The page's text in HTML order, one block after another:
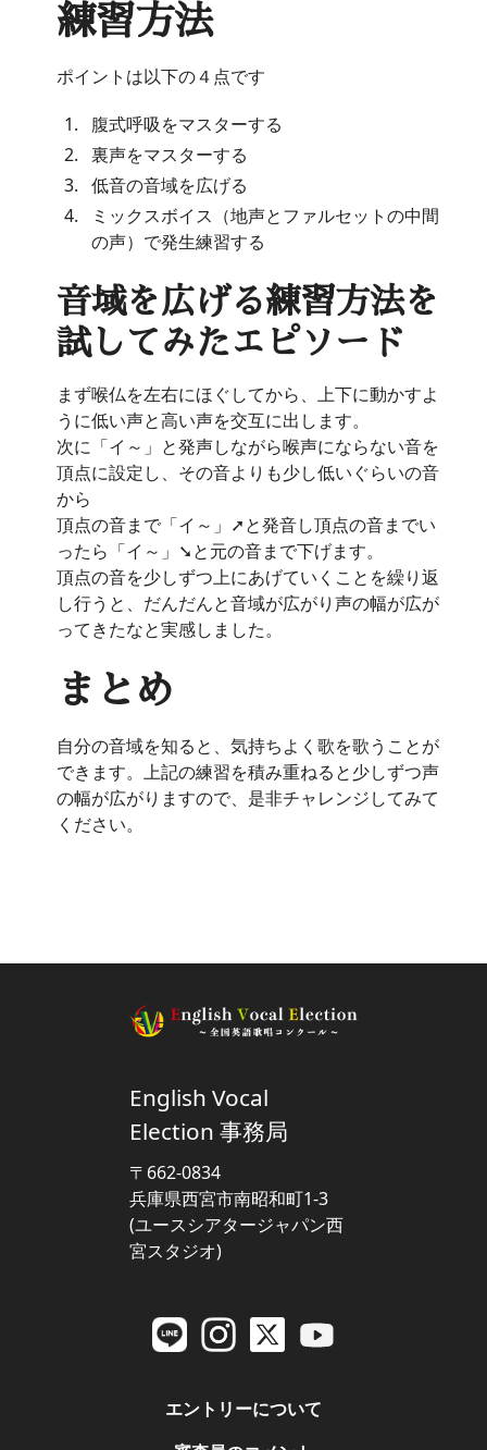
練習方法
ポイントは以下の４点です
腹式呼吸をマスターする
裏声をマスターする
低音の音域を広げる
ミックスボイス（地声とファルセットの中間
の声）で発生練習する
音域を広げる練習方法を
試してみたエピソード
まず喉仏を左右にほぐしてから、上下に動かすよ
うに低い声と高い声を交互に出します。
次に「イ～」と発声しながら喉声にならない音を
頂点に設定し、その音よりも少し低いぐらいの音
から
頂点の音まで「イ～」➚と発音し頂点の音までい
ったら「イ～」➘と元の音まで下げます。
頂点の音を少しずつ上にあげていくことを繰り返
し行うと、だんだんと音域が広がり声の幅が広が
ってきたなと実感しました。
まとめ
自分の音域を知ると、気持ちよく歌を歌うことが
できます。上記の練習を積み重ねると少しずつ声
の幅が広がりますので、是非チャレンジしてみて
ください。
English Vocal
Election 事務局
〒662-0834
兵庫県西宮市南昭和町1-3
(ユースシアタージャパン西
宮スタジオ)
エントリーについて